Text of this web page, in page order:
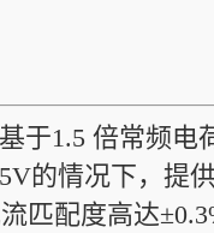
于1.5 倍常频电
的情况下，提
匹配度高达